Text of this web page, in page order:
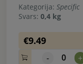
Kategorija: Specific
Svars: 0,4 kg
€9.49
- 0 +